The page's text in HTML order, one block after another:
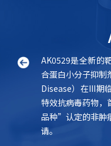
病的同
AK0529是全新的
合蛋白小分子抑
Disease）在III期
特效抗病毒药物
品种”认定的非肿
请。